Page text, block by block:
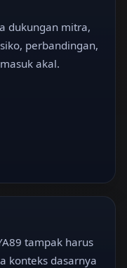
dukungan mitra,
perbandingan,
akal.
tampak harus
konteks dasarnya